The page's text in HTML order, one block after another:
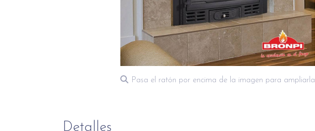
Pasa el ratón por encima de la imagen para ampliarla
Detalles